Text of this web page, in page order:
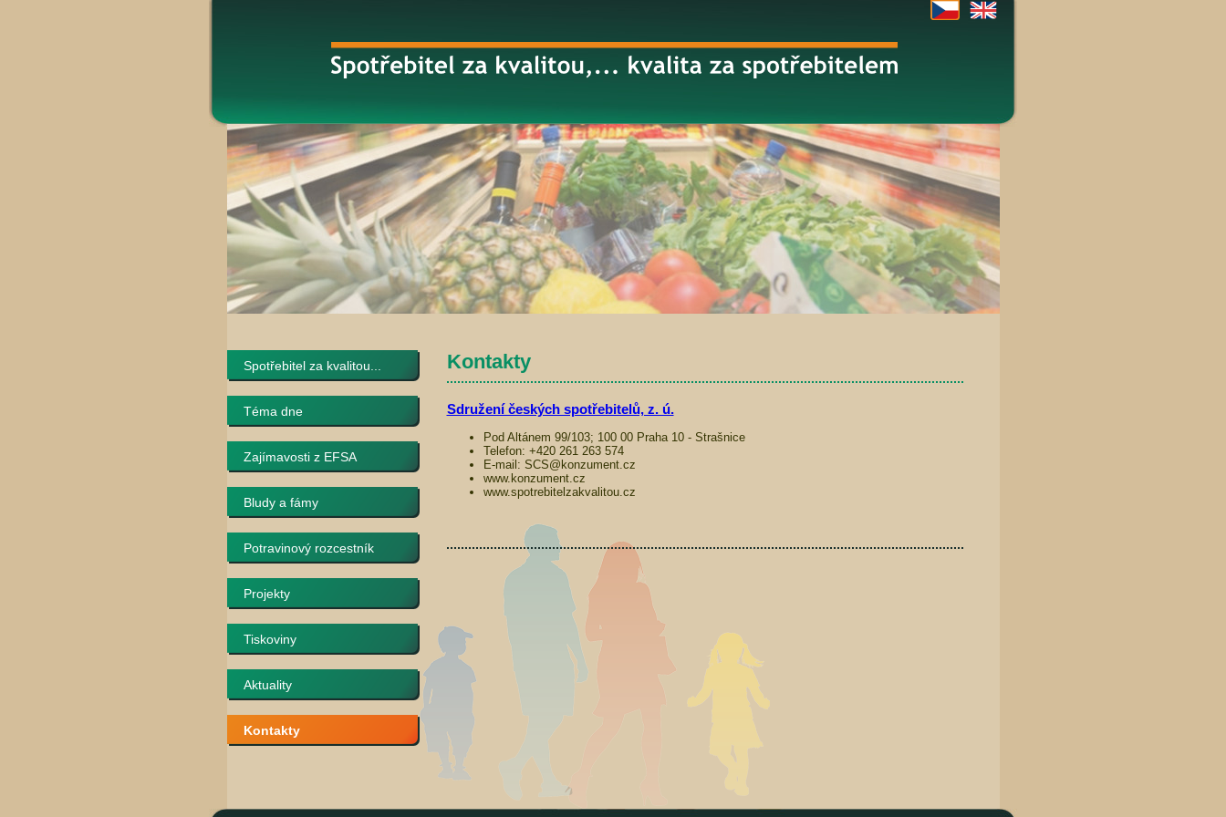
Spotřebitel za kvalitou...
Téma dne
Zajímavosti z EFSA
Bludy a fámy
Potravinový rozcestník
Projekty
Tiskoviny
Aktuality
Kontakty
Kontakty
Sdružení českých spotřebitelů, z. ú.
Pod Altánem 99/103; 100 00 Praha 10 - Strašnice
Telefon: +420 261 263 574
E-mail: SCS@konzument.cz
www.konzument.cz
www.spotrebitelzakvalitou.cz